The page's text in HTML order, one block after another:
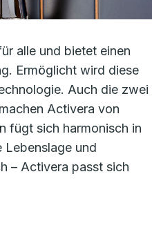
alle und bietet einen
Ermöglicht wird diese
Auch die zwei
Activera von
fügt sich harmonisch in
Lebenslage und
– Activera passt sich